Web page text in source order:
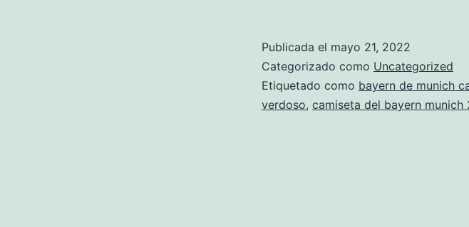
Publicada el mayo 21, 2022
Categorizado como Uncategorized
Etiquetado como bayern de munich
verdoso, camiseta del bayern munich